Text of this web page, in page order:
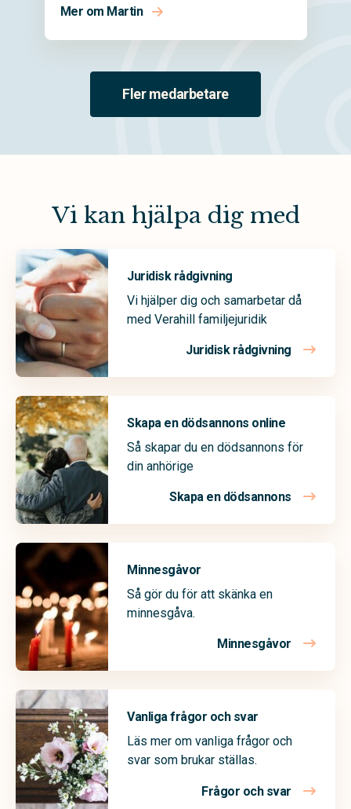
Mer om Martin
Fler medarbetare
Vi kan hjälpa dig med
Juridisk rådgivning
Vi hjälper dig och samarbetar då
med Verahill familjejuridik
Juridisk rådgivning
Skapa en dödsannons online
Så skapar du en dödsannons för
din anhörige
Skapa en dödsannons
Minnesgåvor
Så gör du för att skänka en
minnesgåva.
Minnesgåvor
Vanliga frågor och svar
Läs mer om vanliga frågor och
svar som brukar ställas.
Frågor och svar